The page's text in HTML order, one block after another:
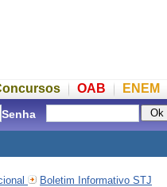
OAB ENEM
Senha
Boletim Informativo STJ